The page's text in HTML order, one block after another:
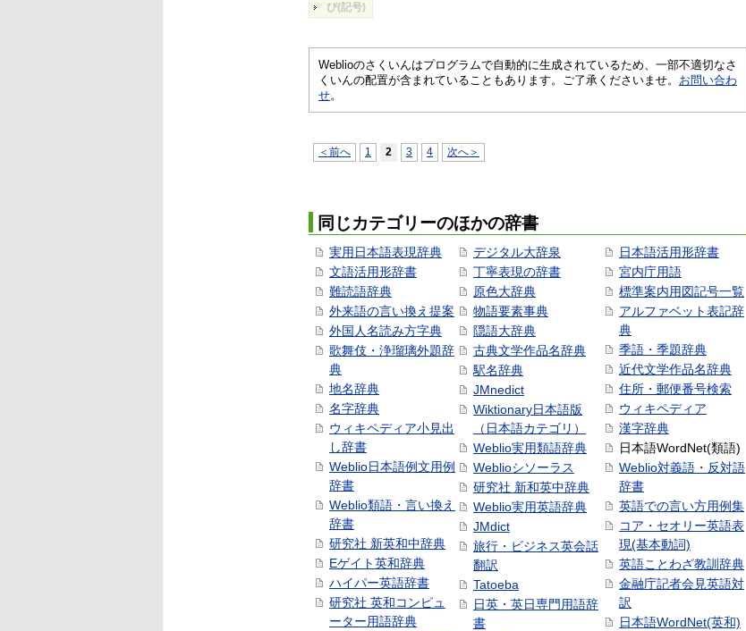
び(記号)
Weblioのさくいんはプログラムで自動的に生成されているため、一部不適切なさ
くいんの配置が含まれていることもあります。ご了承くださいませ。 お問い合わ
せ。
＜前へ 1 2 3 4 次へ＞
同じカテゴリーのほかの辞書
実用日本語表現辞典
文語活用形辞書
難読語辞典
外来語の言い換え提案
外国人名読み方字典
歌舞伎・浄瑠璃外題辞
典
地名辞典
名字辞典
ウィキペディア小見出
し辞書
Weblio日本語例文用例
辞書
Weblio類語・言い換え
辞書
研究社 新英和中辞典
Eゲイト英和辞典
ハイパー英語辞書
研究社 英和コンピュ
ーター用語辞典
デジタル大辞泉
丁寧表現の辞書
原色大辞典
物語要素事典
隠語大辞典
古典文学作品名辞典
駅名辞典
JMnedict
Wiktionary日本語版
（日本語カテゴリ）
Weblio実用類語辞典
Weblioシソーラス
研究社 新和英中辞典
Weblio実用英語辞典
JMdict
旅行・ビジネス英会話
翻訳
Tatoeba
日英・英日専門用語辞
書
日本語活用形辞書
宮内庁用語
標準案内用図記号一覧
アルファベット表記辞
典
季語・季題辞典
近代文学作品名辞典
住所・郵便番号検索
ウィキペディア
漢字辞典
日本語WordNet(類語)
Weblio対義語・反対語
辞書
英語での言い方用例集
コア・セオリー英語表
現(基本動詞)
英語ことわざ教訓辞典
金融庁記者会見英語対
訳
日本語WordNet(英和)